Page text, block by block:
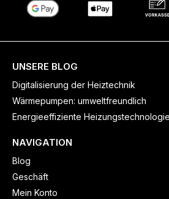
UNSERE BLOG
Digitalisierung der Heiztechnik
Wärmepumpen: umweltfreundlich
Energieeffiziente
NAVIGATION
Blog
Geschäft
Mein Konto